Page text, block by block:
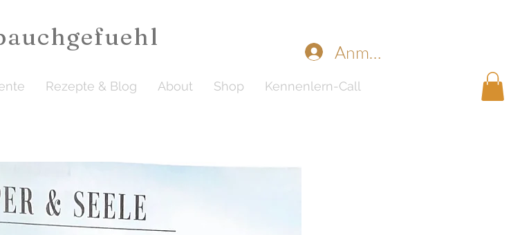
Anmelden
Rezepte & Blog About Shop Kennenlern-Call